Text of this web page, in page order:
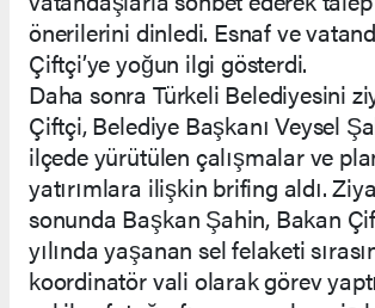
önerilerini dinledi. Esnaf ve
Çiftçi’ye yoğun ilgi gösterdi.
Daha sonra Türkeli Belediyesini
Çiftçi, Belediye Başkanı Veysel
ilçede yürütülen çalışmalar ve
yatırımlara ilişkin brifing aldı.
sonunda Başkan Şahin, Bakan
yılında yaşanan sel felaketi
koordinatör vali olarak görev